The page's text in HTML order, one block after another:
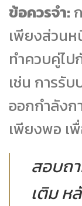
ข้อควรจำ:
เพียงส่วน
ทำควบคู่ไป
เช่น การรับ
ออกกำลังก
เพียงพอ เ
สอบถ
เติม ห